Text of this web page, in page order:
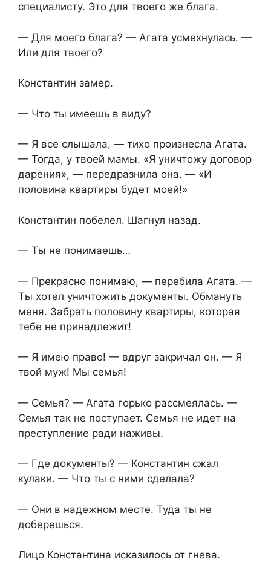
специалисту. Это для твоего же блага.
— Для моего блага? — Агата усмехнулась. —
Или для твоего?
Константин замер.
— Что ты имеешь в виду?
— Я все слышала, — тихо произнесла Агата.
— Тогда, у твоей мамы. «Я уничтожу договор
дарения», — передразнила она. — «И
половина квартиры будет моей!»
Константин побелел. Шагнул назад.
— Ты не понимаешь…
— Прекрасно понимаю, — перебила Агата. —
Ты хотел уничтожить документы. Обмануть
меня. Забрать половину квартиры, которая
тебе не принадлежит!
— Я имею право! — вдруг закричал он. — Я
твой муж! Мы семья!
— Семья? — Агата горько рассмеялась. —
Семья так не поступает. Семья не идет на
преступление ради наживы.
— Где документы? — Константин сжал
кулаки. — Что ты с ними сделала?
— Они в надежном месте. Туда ты не
доберешься.
Лицо Константина исказилось от гнева.